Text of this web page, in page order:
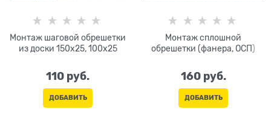
Монтаж шаговой обрешетки
из доски 150х25, 100х25
110 руб.
ДОБАВИТЬ
Монтаж сплошной
обрешетки (фанера, ОСП)
160 руб.
ДОБАВИТЬ